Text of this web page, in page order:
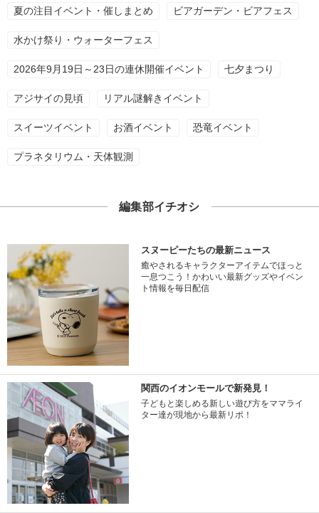
夏の注目イベント・催しまとめ ビアガーデン・ビアフェス
水かけ祭り・ウォーターフェス
2026年9月19日～23日の連休開催イベント 七夕まつり
アジサイの見頃 リアル謎解きイベント
スイーツイベント お酒イベント 恐竜イベント
プラネタリウム・天体観測
編集部イチオシ
スヌーピーたちの最新ニュース
癒やされるキャラクターアイテムでほっと
一息つこう！かわいい最新グッズやイベン
ト情報を毎日配信
関西のイオンモールで新発見！
子どもと楽しめる新しい遊び方をママライ
ター達が現地から最新リポ！